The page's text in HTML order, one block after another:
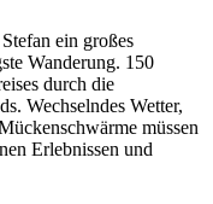
ein großes
Wanderung. 150
durch die
Wechselndes Wetter,
müssen
Erlebnissen und